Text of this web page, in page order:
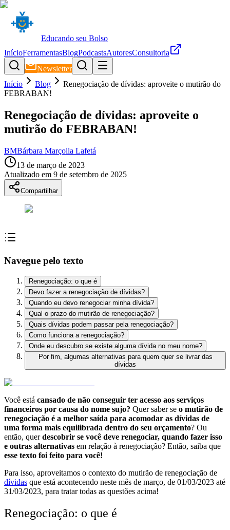
Educando seu Bolso
InícioFerramentasBlogPodcastsAutoresConsultoria
Newsletter
Início
Blog
Renegociação de dívidas: aproveite o mutirão do
FEBRABAN!
Renegociação de dívidas: aproveite o
mutirão do FEBRABAN!
BMBárbara Marçolla Lafetá
13 de março de 2023
Atualizado em 9 de setembro de 2025
Compartilhar
Navegue pelo texto
Renegociação: o que é
Devo fazer a renegociação de dívidas?
Quando eu devo renegociar minha dívida?
Qual o prazo do mutirão de renegociação?
Quais dívidas podem passar pela renegociação?
Como funciona a renegociação?
Onde eu descubro se existe alguma dívida no meu nome?
Por fim, algumas alternativas para quem quer se livrar das
dívidas
Você está cansado de não conseguir ter acesso aos serviços
financeiros por causa do nome sujo? Quer saber se o mutirão de
renegociação é a melhor saída para acomodar as dívidas de
uma forma mais equilibrada dentro do seu orçamento? Ou
então, querdescobrir se você deve renegociar, quando fazer isso
e outras alternativas em relação à renegociação? Então, saiba que
esse texto foi feito para você!
Para isso, aproveitamos o contexto do mutirão de renegociação de
dívidas que está acontecendo neste mês de março, de 01/03/2023 até
31/03/2023, para tratar todas as questões acima!
Renegociação: o que é